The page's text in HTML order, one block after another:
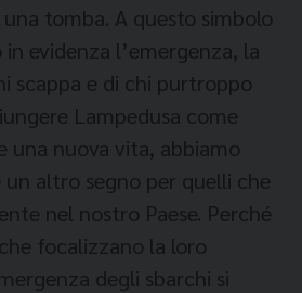
tomba. A questo simbolo
evidenza l’emergenza, la
scappa e di chi purtroppo
Lampedusa come
una nuova vita, abbiamo
altro segno per quelli che
nel nostro Paese. Perché
focalizzano la loro
degli sbarchi si